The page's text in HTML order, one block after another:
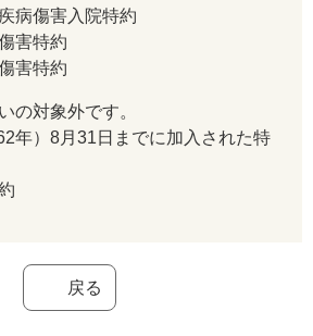
病傷害入院特約
害特約
害特約
の対象外です。
年）8月31日までに加入された特
戻る